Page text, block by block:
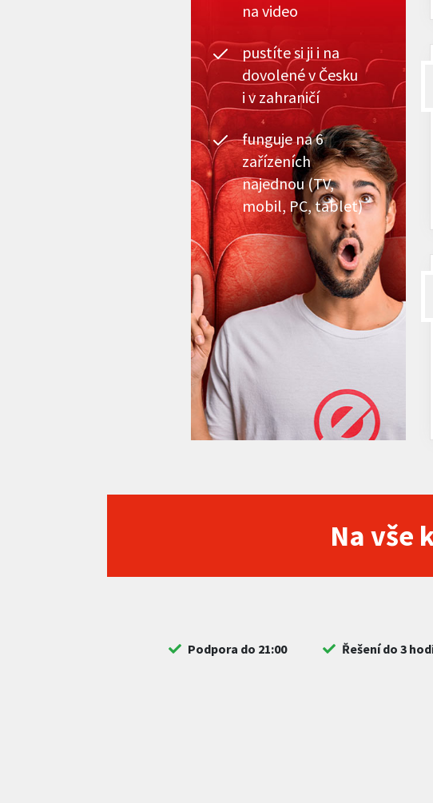
na video
pustíte si ji i na
dovolené v Česku
i v zahraničí
funguje na 6
zařízeních
najednou (TV,
mobil, PC, tablet)
Na vše
Podpora do 21:00 Řešení do 3